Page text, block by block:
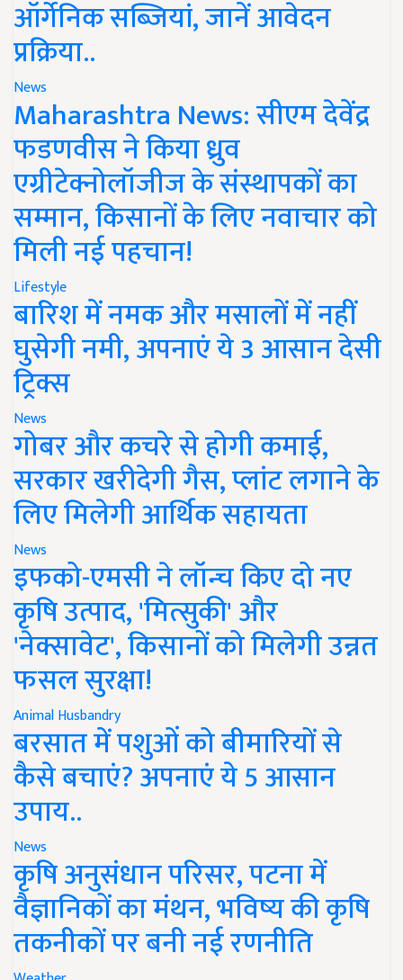
ऑर्गेनिक सब्जियां, जानें आवेदन
प्रक्रिया..
News
Maharashtra News: सीएम देवेंद्र
फडणवीस ने किया ध्रुव
एग्रीटेक्नोलॉजीज के संस्थापकों का
सम्मान, किसानों के लिए नवाचार को
मिली नई पहचान!
Lifestyle
बारिश में नमक और मसालों में नहीं
घुसेगी नमी, अपनाएं ये 3 आसान देसी
ट्रिक्स
News
गोबर और कचरे से होगी कमाई,
सरकार खरीदेगी गैस, प्लांट लगाने के
लिए मिलेगी आर्थिक सहायता
News
इफको-एमसी ने लॉन्च किए दो नए
कृषि उत्पाद, 'मित्सुकी' और
'नेक्सावेट', किसानों को मिलेगी उन्नत
फसल सुरक्षा!
Animal Husbandry
बरसात में पशुओं को बीमारियों से
कैसे बचाएं? अपनाएं ये 5 आसान
उपाय..
News
कृषि अनुसंधान परिसर, पटना में
वैज्ञानिकों का मंथन, भविष्य की कृषि
तकनीकों पर बनी नई रणनीति